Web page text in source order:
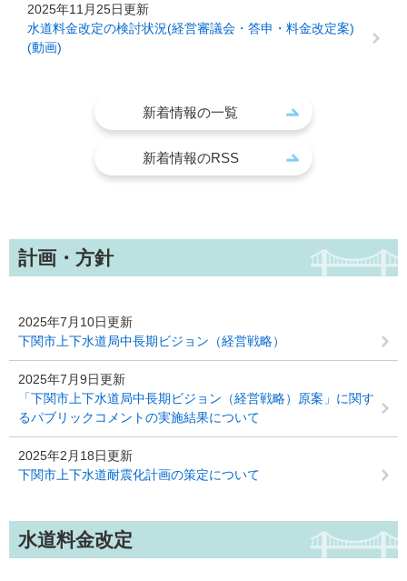
2025年11月25日更新
水道料金改定の検討状況(経営審議会・答申・料金改定案)
(動画)
新着情報の一覧
新着情報のRSS
計画・方針
2025年7月10日更新
下関市上下水道局中長期ビジョン（経営戦略）
2025年7月9日更新
「下関市上下水道局中長期ビジョン（経営戦略）原案」に関す
るパブリックコメントの実施結果について
2025年2月18日更新
下関市上下水道耐震化計画の策定について
水道料金改定